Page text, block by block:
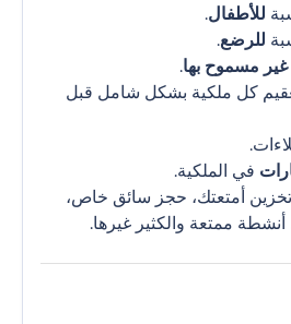
للأطفال.
للرضع.
غير مسموح بها.
كل ملكية بشكل شامل قبل
في الملكية.
أمتعتك، حجز سائق خاص،
ممتعة والكثير غيرها.